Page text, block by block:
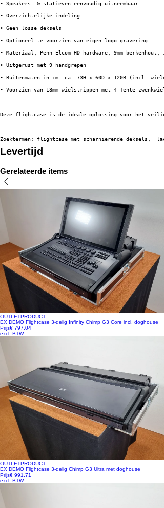
• Speakers  & statieven eenvoudig uitneembaar
• Overzichtelijke indeling
• Geen losse deksels
• Optioneel te voorzien van eigen logo gravering
• Materiaal; Penn Elcom HD hardware, 9mm
• Uitgerust met 9 handgrepen
• Buitenmaten in cm: ca. 73H x 60D x 120B (incl.
• Voorzien van 18mm wielstrippen met 4 Tente
Deze flightcase is de ideale oplossing voor het
Zoektermen: flightcase met scharnierende deksels,
Levertijd
De verwachte levertijd van dit product bedraagt 2 tot 4 weken.
Gerelateerde items
OUTLETPRODUCT
EX DEMO Flightcase 3-delig Infinity Chimp G3 Core incl. doghouse
Prijs€ 797,04
excl. BTW
OUTLETPRODUCT
EX DEMO Flightcase 3-delig Chimp G3 Ultra met doghouse
Prijs€ 991,71
excl. BTW